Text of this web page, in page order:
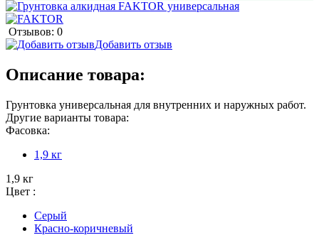
Отзывов: 0
Добавить отзыв
Описание товара:
Грунтовка универсальная для внутренних и наружных работ.
Другие варианты товара:
Фасовка:
1,9 кг
1,9 кг
Цвет :
Серый
Красно-коричневый